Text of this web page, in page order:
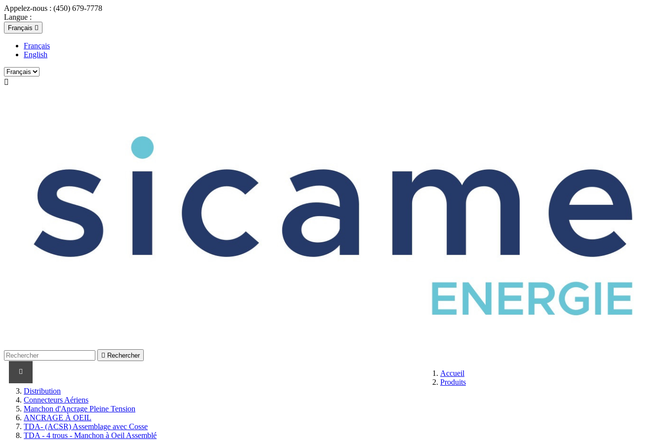
Appelez-nous : (450) 679-7778
Langue :
Français 
Français
English

 Rechercher
Accueil
Produits
Distribution
Connecteurs Aériens
Manchon d'Ancrage Pleine Tension
ANCRAGE À OEIL
TDA- (ACSR) Assemblage avec Cosse
TDA - 4 trous - Manchon à Oeil Assemblé